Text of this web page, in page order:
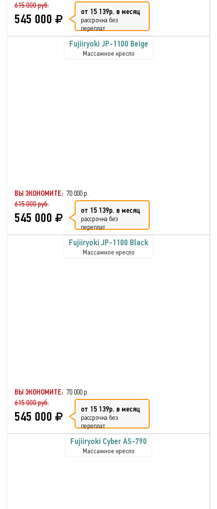
615 000 руб.
545 000 от 15 139р. в месяц
рассрочка без
переплат
Fujiiryoki JP-1100 Beige
Массажное кресло
ВЫ ЭКОНОМИТЕ: 70 000 р.
615 000 руб.
545 000 от 15 139р. в месяц
рассрочка без
переплат
Fujiiryoki JP-1100 Black
Массажное кресло
ВЫ ЭКОНОМИТЕ: 70 000 р.
615 000 руб.
545 000 от 15 139р. в месяц
рассрочка без
переплат
Fujiiryoki Cyber AS-790
Массажное кресло